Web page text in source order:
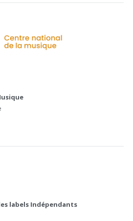
labels Indépendants